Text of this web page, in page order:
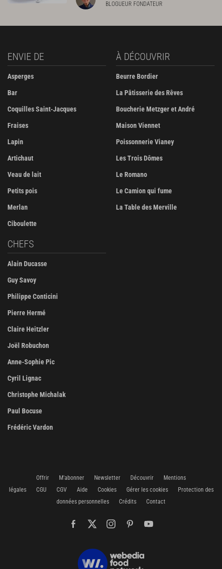
BLOGUEUR FONDATEUR
ENVIE DE
Asperges
Bar
Coquilles Saint-Jacques
Fraises
Lapin
Artichaut
Veau de lait
Petits pois
Merlan
Ciboulette
À DÉCOUVRIR
Beurre Bordier
La Pâtisserie des Rêves
Boucherie Metzger et André
Maison Viennet
Poissonnerie Vianey
Les Trois Dômes
Le Romano
Le Camion qui fume
La Table des Merville
CHEFS
Alain Ducasse
Guy Savoy
Philippe Conticini
Pierre Hermé
Claire Heitzler
Joël Robuchon
Anne-Sophie Pic
Cyril Lignac
Christophe Michalak
Paul Bocuse
Frédéric Vardon
Offrir M'abonner Newsletter Découvrir
Mentions
légales
CGU CGV Aide Cookies Gérer les cookies
Protection des
données personnelles
Crédits Contact